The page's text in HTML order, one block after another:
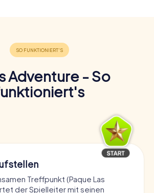
Adventure - So
Treffpunkt (Paque Las
der Spielleiter mit seinen